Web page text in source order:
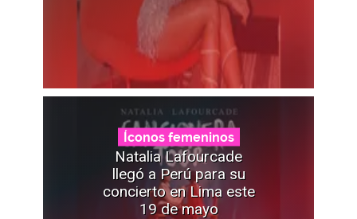
Íconos femeninos
Natalia Lafourcade
llegó a Perú para su
concierto en Lima este
19 de mayo